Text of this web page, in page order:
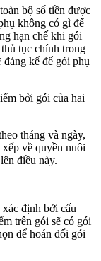
bộ số tiền được
không có gì để
hạn chế khi gói
tục chính trong
kể để gói phụ
bởi gói của hai
tháng và ngày,
về quyền nuôi
điều này.
định bởi cấu
trên gói sẽ có gói
để hoán đổi gói